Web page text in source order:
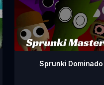
Sprunki Dominado